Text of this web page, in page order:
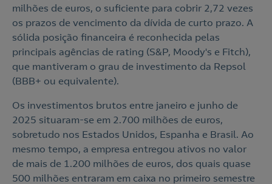
milhões de euros, o suficiente para cobrir 2,72 vezes
os prazos de vencimento da dívida de curto prazo. A
sólida posição financeira é reconhecida pelas
principais agências de rating (S&P, Moody's e Fitch),
que mantiveram o grau de investimento da Repsol
(BBB+ ou equivalente).
Os investimentos brutos entre janeiro e junho de
2025 situaram-se em 2.700 milhões de euros,
sobretudo nos Estados Unidos, Espanha e Brasil. Ao
mesmo tempo, a empresa entregou ativos no valor
de mais de 1.200 milhões de euros, dos quais quase
500 milhões entraram em caixa no primeiro semestre